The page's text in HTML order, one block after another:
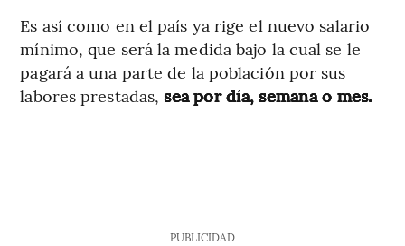
Es así como en el país ya rige el nuevo salario
mínimo, que será la medida bajo la cual se le
pagará a una parte de la población por sus
labores prestadas,sea por día, semana o mes.
PUBLICIDAD